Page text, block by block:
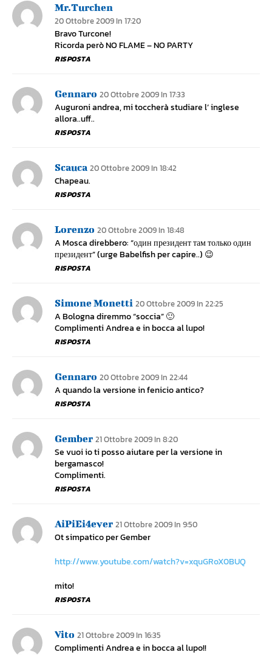
Mr.Turchen
20 Ottobre 2009 In 17:20
Bravo Turcone!
Ricorda però NO FLAME – NO PARTY
RISPOSTA
Gennaro 20 Ottobre 2009 In 17:33
Auguroni andrea, mi toccherà studiare l’ inglese
allora..uff..
RISPOSTA
Scauca 20 Ottobre 2009 In 18:42
Chapeau.
RISPOSTA
Lorenzo 20 Ottobre 2009 In 18:48
A Mosca direbbero: “один президент там только один
президент” (urge Babelfish per capire..) 😉
RISPOSTA
Simone Monetti 20 Ottobre 2009 In 22:25
A Bologna diremmo “soccia” 🙂
Complimenti Andrea e in bocca al lupo!
RISPOSTA
Gennaro 20 Ottobre 2009 In 22:44
A quando la versione in fenicio antico?
RISPOSTA
Gember 21 Ottobre 2009 In 8:20
Se vuoi io ti posso aiutare per la versione in
bergamasco!
Complimenti.
RISPOSTA
AiPiEi4ever 21 Ottobre 2009 In 9:50
Ot simpatico per Gember
http://www.youtube.com/watch?v=xquGRoX0BUQ
mito!
RISPOSTA
Vito 21 Ottobre 2009 In 16:35
Complimenti Andrea e in bocca al lupo!!